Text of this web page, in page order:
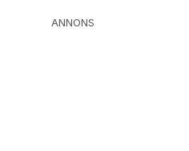
ANNONS